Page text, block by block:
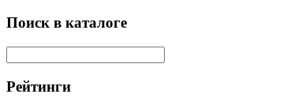
Поиск в каталоге
Рейтинги